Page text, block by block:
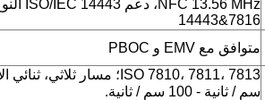
14443&7816
متوافق مع EMV و PBOC
سم / ثانية - 100 سم / ثانية.